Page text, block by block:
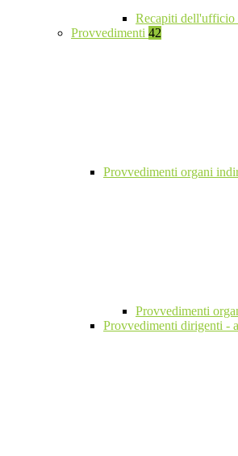
Recapiti dell'ufficio
Provvedimenti 42
Provvedimenti organi
Provvedimenti
Provvedimenti dirigenti -